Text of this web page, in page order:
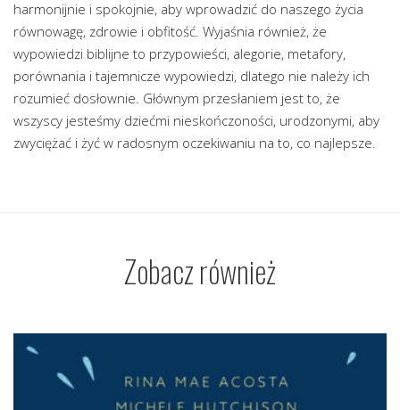
harmonijnie i spokojnie, aby wprowadzić do naszego życia
równowagę, zdrowie i obfitość. Wyjaśnia również, że
wypowiedzi biblijne to przypowieści, alegorie, metafory,
porównania i tajemnicze wypowiedzi, dlatego nie należy ich
rozumieć dosłownie. Głównym przesłaniem jest to, że
wszyscy jesteśmy dziećmi nieskończoności, urodzonymi, aby
zwyciężać i żyć w radosnym oczekiwaniu na to, co najlepsze.
Zobacz również